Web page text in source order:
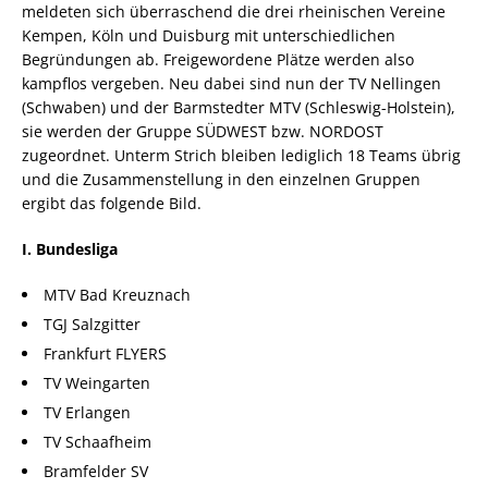
meldeten sich überraschend die drei rheinischen Vereine
Kempen, Köln und Duisburg mit unterschiedlichen
Begründungen ab. Freigewordene Plätze werden also
kampflos vergeben. Neu dabei sind nun der TV Nellingen
(Schwaben) und der Barmstedter MTV (Schleswig-Holstein),
sie werden der Gruppe SÜDWEST bzw. NORDOST
zugeordnet. Unterm Strich bleiben lediglich 18 Teams übrig
und die Zusammenstellung in den einzelnen Gruppen
ergibt das folgende Bild.
I. Bundesliga
MTV Bad Kreuznach
TGJ Salzgitter
Frankfurt FLYERS
TV Weingarten
TV Erlangen
TV Schaafheim
Bramfelder SV